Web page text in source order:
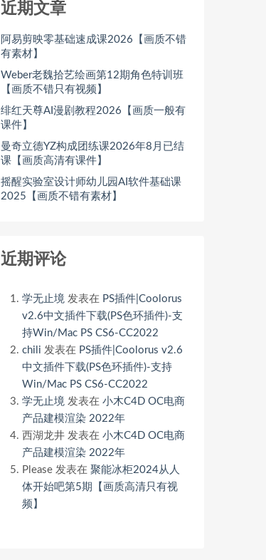
近期文章
阿易剪映零基础速成课2026【画质不错
有素材】
Weber老魏拾艺绘画第12期角色特训班
【画质不错只有视频】
绯红天尊AI漫剧教程2026【画质一般有
课件】
曼奇立德YZ构成团练课2026年8月已结
课【画质高清有课件】
摇醒实验室设计师幼儿园AI软件基础课
2025【画质不错有素材】
近期评论
学无止境 发表在 PS插件|Coolorus
v2.6中文插件下载(PS色环插件)-支
持Win/Mac PS CS6-CC2022
chili 发表在 PS插件|Coolorus v2.6
中文插件下载(PS色环插件)-支持
Win/Mac PS CS6-CC2022
学无止境 发表在 小木C4D OC电商
产品建模渲染 2022年
西湖龙井 发表在 小木C4D OC电商
产品建模渲染 2022年
Please 发表在 聚能冰柜2024从人
体开始吧第5期【画质高清只有视
频】